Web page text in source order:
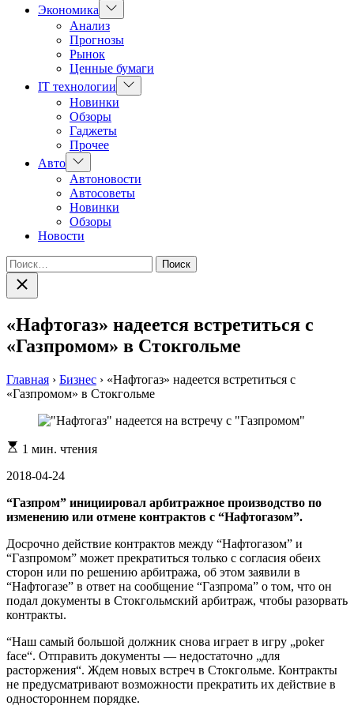
Экономика
Показать
подменю
Анализ
Прогнозы
Рынок
Ценные бумаги
IT технологии
Показать
подменю
Новинки
Обзоры
Гаджеты
Прочее
Авто Показать
подменю
Автоновости
Автосоветы
Новинки
Обзоры
Новости
Найти:
Закрыть
поиск
«Нафтогаз» надеется встретиться с
«Газпромом» в Стокгольме
Главная › Бизнес › «Нафтогаз» надеется встретиться с
«Газпромом» в Стокгольме
Расчетное
чтения
1 мин. чтения
2018-04-24
“Газпром” инициировал арбитражное производство по
изменению или отмене контрактов с “Нафтогазом”.
Досрочно действие контрактов между “Нафтогазом” и
“Газпромом” может прекратиться только с согласия обеих
сторон или по решению арбитража, об этом заявили в
“Нафтогазе” в ответ на сообщение “Газпрома” о том, что он
подал документы в Стокгольмский арбитраж, чтобы разорвать
контракты.
“Наш самый большой должник снова играет в игру „poker
face“. Отправить документы — недостаточно „для
расторжения“. Ждем новых встреч в Стокгольме. Контракты
не предусматривают возможности прекратить их действие в
одностороннем порядке.